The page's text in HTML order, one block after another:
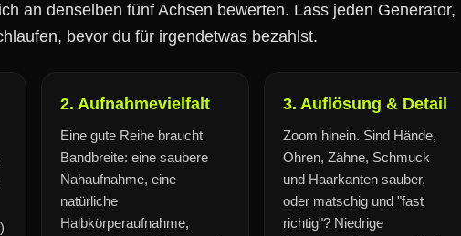
an denselben fünf Achsen bewerten. Lass jeden Generator,
bevor du für irgendetwas bezahlst.
2. Aufnahmevielfalt
Eine gute Reihe braucht
Bandbreite: eine saubere
Nahaufnahme, eine
natürliche
Halbkörperaufnahme,
3. Auflösung & Detail
Zoom hinein. Sind Hände,
Ohren, Zähne, Schmuck
und Haarkanten sauber,
oder matschig und "fast
richtig"? Niedrige